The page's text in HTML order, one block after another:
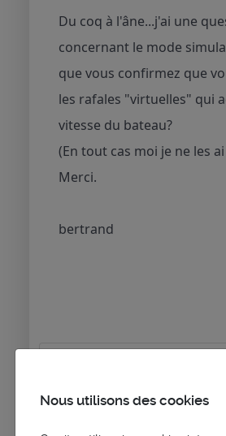
Du coq à l'âne...j'ai une
concernant le mode
que vous confirmez que
les rafales "virtuelles" qui
vitesse du bateau?
(En tout cas moi je ne les
Merci.
bertrand
Nous utilisons des cookies